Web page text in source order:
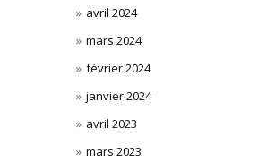
avril 2024
mars 2024
février 2024
janvier 2024
avril 2023
mars 2023